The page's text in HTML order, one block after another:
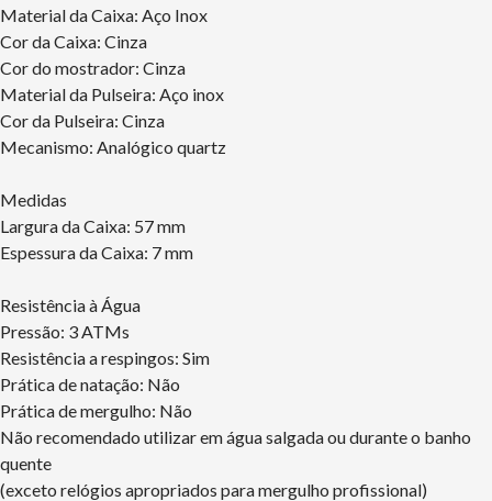
Material da Caixa: Aço Inox
Cor da Caixa: Cinza
Cor do mostrador: Cinza
Material da Pulseira: Aço inox
Cor da Pulseira: Cinza
Mecanismo: Analógico quartz
Medidas
Largura da Caixa: 57 mm
Espessura da Caixa: 7 mm
Resistência à Água
Pressão: 3 ATMs
Resistência a respingos: Sim
Prática de natação: Não
Prática de mergulho: Não
Não recomendado utilizar em água salgada ou durante o banho
quente
(exceto relógios apropriados para mergulho profissional)